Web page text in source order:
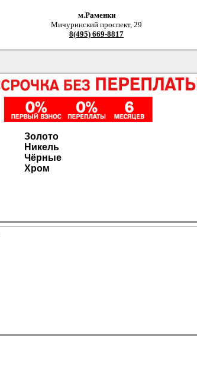
м.Раменки
Мичуринский проспект, 29
8(495) 669-8817
Золото
Никель
Чёрные
Хром